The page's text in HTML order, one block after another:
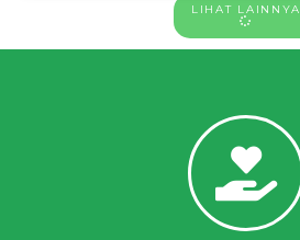
LIHAT LAINNYA